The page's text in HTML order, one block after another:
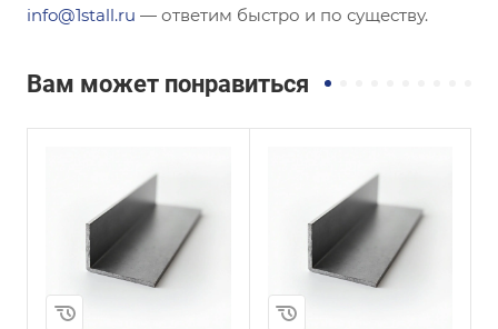
info@1stall.ru — ответим быстро и по существу.
Вам может понравиться
Неравнополочны
й
Высота, мм
45
Неравнополочны
й
Высота, мм
60